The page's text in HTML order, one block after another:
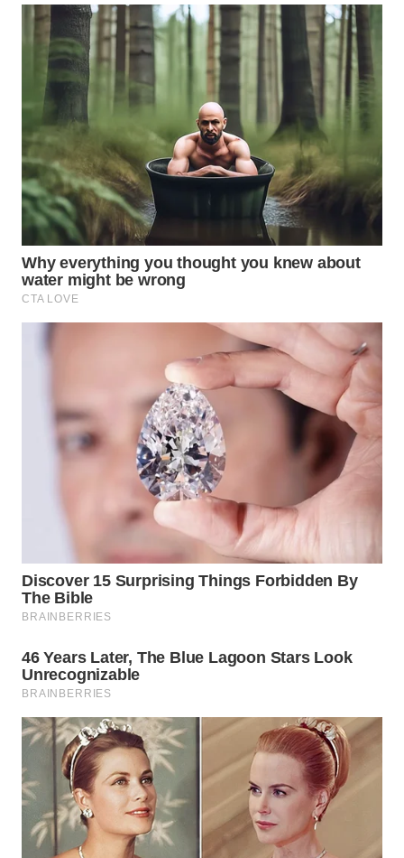
WN
LABUHANBATU
WN
TAPANULI
TENGAH
WN DELI
SERDANG
WN
TEBING
TINGGI
WN
KARAWANG
BOGOR
WN
WN
TAPANULI
UTARA
WN
SAMOSIR
WN
PADANG